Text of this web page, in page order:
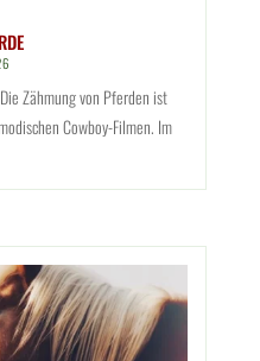
Zähmung von Pferden ist
Cowboy-Filmen. Im